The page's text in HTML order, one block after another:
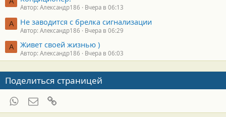
Автор: Александр186 Вчера в 06:13
А Не заводится с брелка сигнализации
Автор: Александр186 Вчера в 06:29
А Живет своей жизнью )
Автор: Александр186 Вчера в 06:03
Поделиться страницей
WhatsAppЭлектронная почта